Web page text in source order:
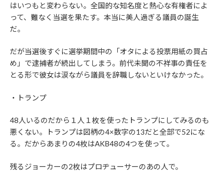
はいつもと変わらない。全国的な知名度と熱心な有権者によ
って、難なく当選を果たす。本当に美人過ぎる議員の誕生
だ。
だが当選後すぐに選挙期間中の「オタによる投票用紙の買占
め」で逮捕者が続出してしまう。前代未聞の不祥事の責任を
とる形で彼女は涙ながら議員を辞職しないといけなかった。
・トランプ
48人いるのだから１人１枚を使ったトランプにしてみるのも
悪くない。トランプは図柄の4×数字の13だと全部で52にな
る。だからあまりの4枚はAKB48の4つを使って。
残るジョーカーの2枚はプロヂューサーのあの人で。